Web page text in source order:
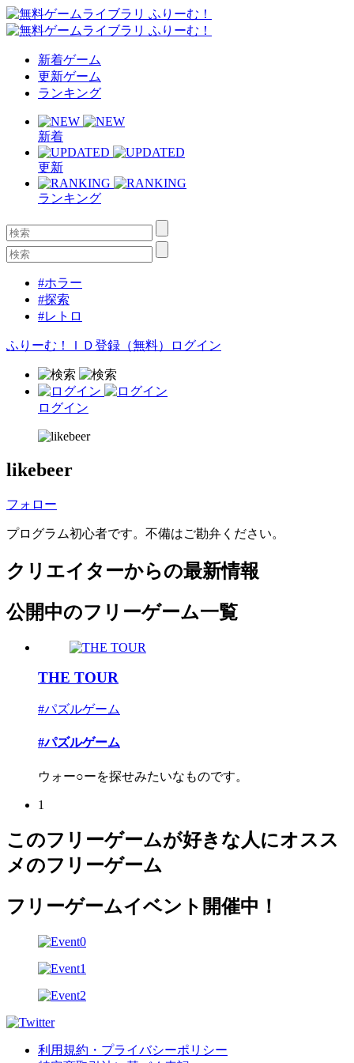
新着ゲーム
更新ゲーム
ランキング
新着
更新
ランキング
#ホラー
#探索
#レトロ
ふりーむ！ＩＤ登録（無料） ログイン
ログイン
likebeer
フォロー
プログラム初心者です。不備はご勘弁ください。
クリエイターからの最新情報
公開中のフリーゲーム一覧
THE TOUR
#パズルゲーム
#パズルゲーム
ウォー○ーを探せみたいなものです。
1
このフリーゲームが好きな人にオスス
メのフリーゲーム
フリーゲームイベント開催中！
利用規約・プライバシーポリシー